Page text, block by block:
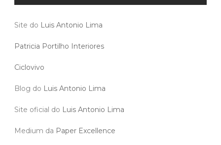
Site do Luis Antonio Lima
Patricia Portilho Interiores
Ciclovivo
Blog do Luis Antonio Lima
Site oficial do Luis Antonio Lima
Medium da Paper Excellence